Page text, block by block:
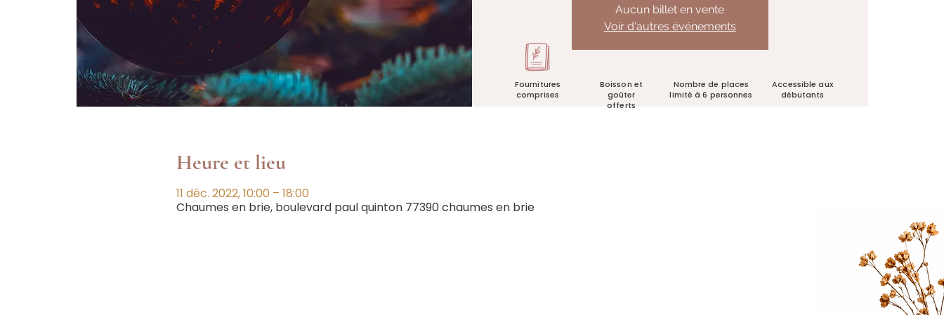
Aucun billet en vente
Voir d'autres événements
Heure et lieu
11 déc. 2022, 10:00 – 18:00
Chaumes en brie, boulevard paul quinton 77390 chaumes en brie
Fournitures
comprises
Boisson et
goûter
offerts
Nombre de places
limité à 6 personnes
Accessible aux
débutants